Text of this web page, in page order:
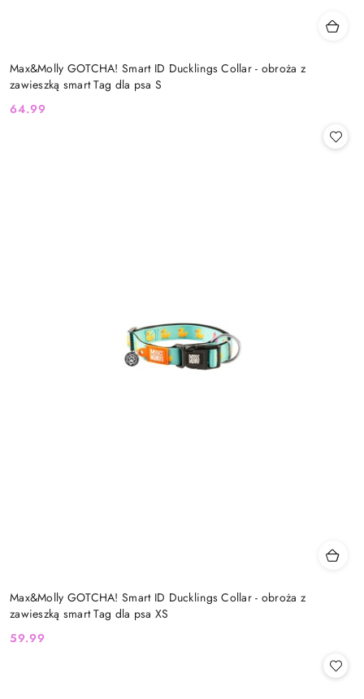
Max&Molly GOTCHA! Smart ID Ducklings Collar - obroża z
zawieszką smart Tag dla psa S
Cena:
64.99
Max&Molly GOTCHA! Smart ID Ducklings Collar - obroża z
zawieszką smart Tag dla psa XS
Cena:
59.99